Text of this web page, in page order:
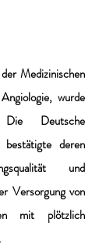
Medizinischen
wurde
Die Deutsche
deren
und
Versorgung von
mit plötzlich